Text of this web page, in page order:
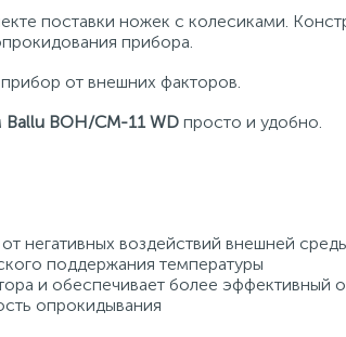
поставки ножек с колесиками.
прибора.
от внешних факторов.
Ballu BOH/CM-11 WD просто и удобно.
негативных воздействий внешней
поддержания температуры
и обеспечивает более эффективный
опрокидывания